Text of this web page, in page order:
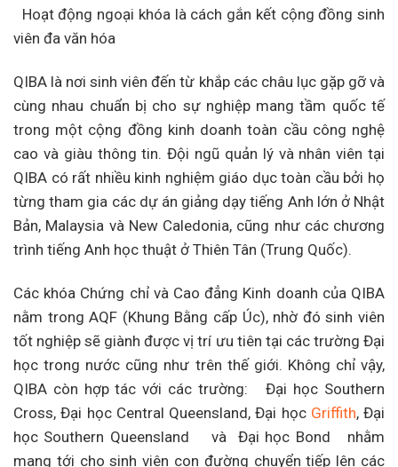
Hoạt động ngoại khóa là cách gắn kết cộng đồng sinh
viên đa văn hóa
QIBA là nơi sinh viên đến từ khắp các châu lục gặp gỡ và
cùng nhau chuẩn bị cho sự nghiệp mang tầm quốc tế
trong một cộng đồng kinh doanh toàn cầu công nghệ
cao và giàu thông tin. Đội ngũ quản lý và nhân viên tại
QIBA có rất nhiều kinh nghiệm giáo dục toàn cầu bởi họ
từng tham gia các dự án giảng dạy tiếng Anh lớn ở Nhật
Bản, Malaysia và New Caledonia, cũng như các chương
trình tiếng Anh học thuật ở Thiên Tân (Trung Quốc).
Các khóa Chứng chỉ và Cao đẳng Kinh doanh của QIBA
nằm trong AQF (Khung Bằng cấp Úc), nhờ đó sinh viên
tốt nghiệp sẽ giành được vị trí ưu tiên tại các trường Đại
học trong nước cũng như trên thế giới. Không chỉ vậy,
QIBA còn hợp tác với các trường: Đại học Southern
Cross, Đại học Central Queensland, Đại học Griffith, Đại
học Southern Queensland và Đại học Bond nhằm
mang tới cho sinh viên con đường chuyển tiếp lên các